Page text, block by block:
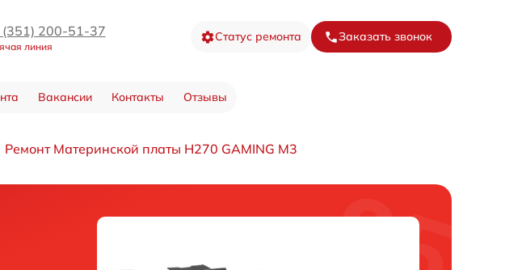
(351) 200-51-37
линия
Статус ремонта Заказать звонок
Вакансии Контакты Отзывы
Ремонт Материнской платы H270 GAMING M3